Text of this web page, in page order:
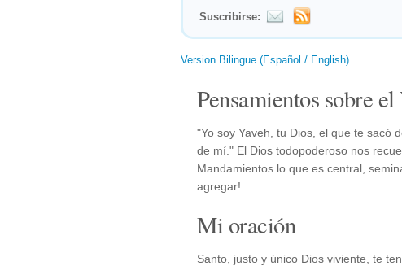
Suscribirse:
Version Bilingue (Español / English)
Pensamientos sobre
"Yo soy Yaveh, tu Dios, el que te sacó
de mí." El Dios todopoderoso nos
Mandamientos lo que es central,
agregar!
Mi oración
Santo, justo y único Dios viviente, te